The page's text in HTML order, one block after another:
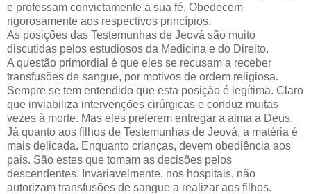
e professam convictamente a sua fé. Obedecem
rigorosamente aos respectivos princípios.
As posições das Testemunhas de Jeová são muito
discutidas pelos estudiosos da Medicina e do Direito.
A questão primordial é que eles se recusam a receber
transfusões de sangue, por motivos de ordem religiosa.
Sempre se tem entendido que esta posição é legítima. Claro
que inviabiliza intervenções cirúrgicas e conduz muitas
vezes à morte. Mas eles preferem entregar a alma a Deus.
Já quanto aos filhos de Testemunhas de Jeová, a matéria é
mais delicada. Enquanto crianças, devem obediência aos
pais. São estes que tomam as decisões pelos
descendentes. Invariavelmente, nos hospitais, não
autorizam transfusões de sangue a realizar aos filhos.